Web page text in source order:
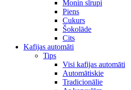
Monin sīrupi
Piens
Cukurs
Šokolāde
Cits
Kafijas automāti
Tips
Visi kafijas automāti
Automātiskie
Tradicionālie